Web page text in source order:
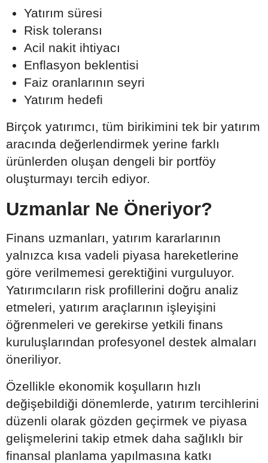
Yatırım süresi
Risk toleransı
Acil nakit ihtiyacı
Enflasyon beklentisi
Faiz oranlarının seyri
Yatırım hedefi
Birçok yatırımcı, tüm birikimini tek bir yatırım
aracında değerlendirmek yerine farklı
ürünlerden oluşan dengeli bir portföy
oluşturmayı tercih ediyor.
Uzmanlar Ne Öneriyor?
Finans uzmanları, yatırım kararlarının
yalnızca kısa vadeli piyasa hareketlerine
göre verilmemesi gerektiğini vurguluyor.
Yatırımcıların risk profillerini doğru analiz
etmeleri, yatırım araçlarının işleyişini
öğrenmeleri ve gerekirse yetkili finans
kuruluşlarından profesyonel destek almaları
öneriliyor.
Özellikle ekonomik koşulların hızlı
değişebildiği dönemlerde, yatırım tercihlerini
düzenli olarak gözden geçirmek ve piyasa
gelişmelerini takip etmek daha sağlıklı bir
finansal planlama yapılmasına katkı